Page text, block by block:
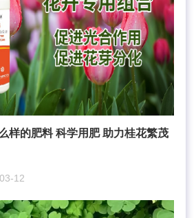
样的肥料 科学用肥 助力桂花繁茂
12